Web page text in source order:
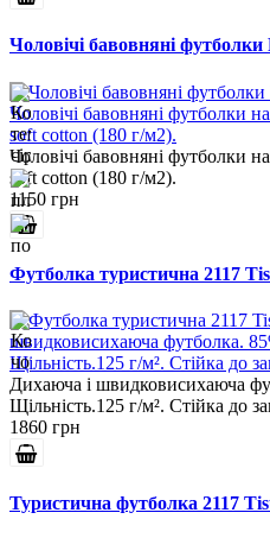
Чоловічі бавовняні
Чоловічі бавовняні футболки
soft cotton (180 г/м2).
1150 грн
Футболка туристична 2117
Дихаюча і швидковисихаюча
Щільність.125 г/м². Стійка до
1860 грн
Туристична футболка 2117